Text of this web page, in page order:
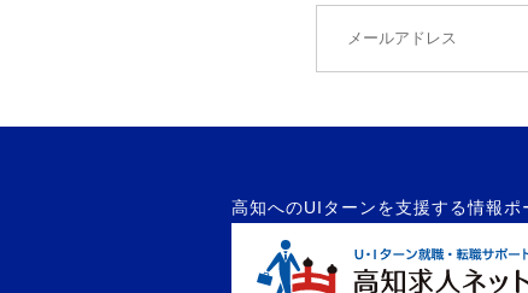
高知へのUIターンを支援する情報ポ